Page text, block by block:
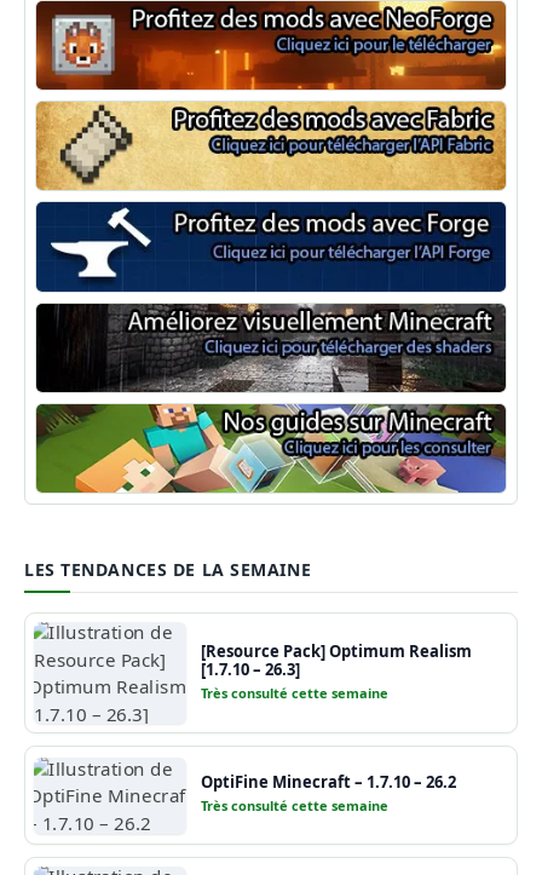
NeoForge
Minecraft Fabric
Minecraft Forge
Shaders Minecraft
Guide Minecraft
LES TENDANCES DE LA SEMAINE
[Resource Pack] Optimum Realism
[1.7.10 – 26.3]
Très consulté cette semaine
OptiFine Minecraft – 1.7.10 – 26.2
Très consulté cette semaine